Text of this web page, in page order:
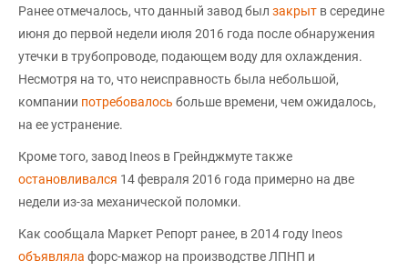
Ранее отмечалось, что данный завод был закрыт в середине
июня до первой недели июля 2016 года после обнаружения
утечки в трубопроводе, подающем воду для охлаждения.
Несмотря на то, что неисправность была небольшой,
компании потребовалось больше времени, чем ожидалось,
на ее устранение.
Кроме того, завод Ineos в Грейнджмуте также
остановливался 14 февраля 2016 года примерно на две
недели из-за механической поломки.
Как сообщала Маркет Репорт ранее, в 2014 году Ineos
объявляла форс-мажор на производстве ЛПНП и